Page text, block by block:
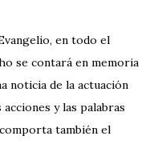
en todo el
se contará en memoria
noticia de la actuación
y las palabras
también el